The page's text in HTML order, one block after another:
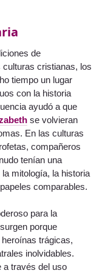
de
cristianas, los
tiempo un lugar
con la historia
ayudó a que
se volvieran
En las culturas
compañeros
tenían una
mitología, la historia
comparables.
para la
porque
trágicas,
inolvidables.
a través del uso